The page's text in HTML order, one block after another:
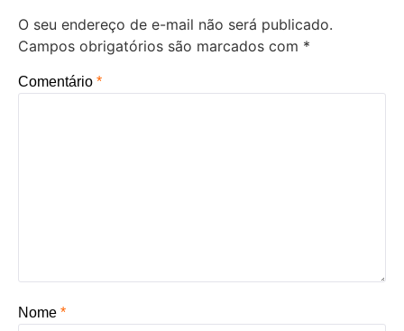
O seu endereço de e-mail não será publicado.
Campos obrigatórios são marcados com *
Comentário *
Nome *